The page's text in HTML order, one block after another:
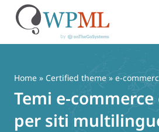
contenuto
Home » Certified theme» e-
Temi e-
per siti